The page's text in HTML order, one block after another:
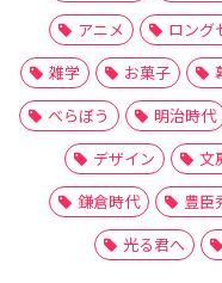
アニメ
ロング
雑学
お菓子
べらぼう
明治時代
デザイン
文
鎌倉時代
豊臣
光る君へ